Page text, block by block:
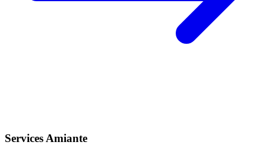
Services Amiante